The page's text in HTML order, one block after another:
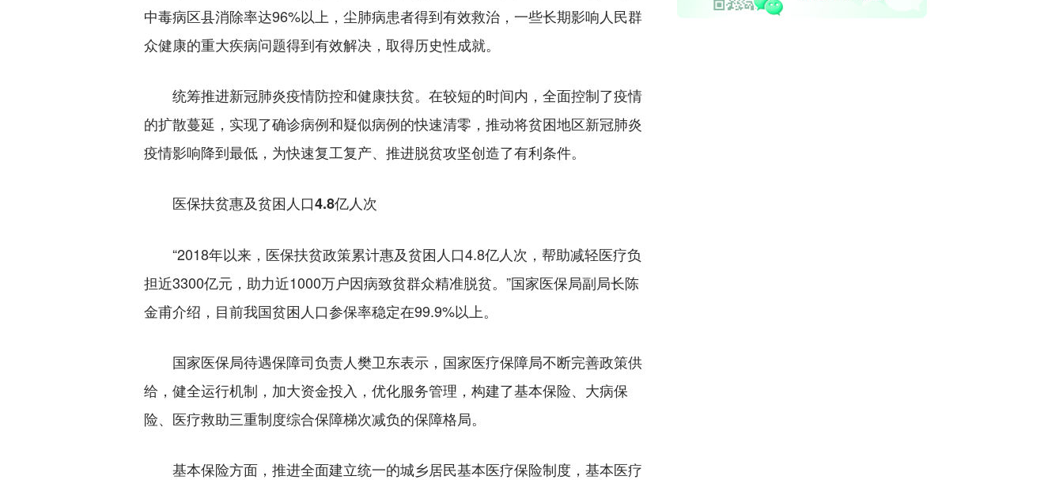
中毒病区县消除率达96%以上，尘肺病患者得到有效救治，一些长期影响人民群
众健康的重大疾病问题得到有效解决，取得历史性成就。
统筹推进新冠肺炎疫情防控和健康扶贫。在较短的时间内，全面控制了疫情
的扩散蔓延，实现了确诊病例和疑似病例的快速清零，推动将贫困地区新冠肺炎
疫情影响降到最低，为快速复工复产、推进脱贫攻坚创造了有利条件。
医保扶贫惠及贫困人口4.8亿人次
“2018年以来，医保扶贫政策累计惠及贫困人口4.8亿人次，帮助减轻医疗负
担近3300亿元，助力近1000万户因病致贫群众精准脱贫。”国家医保局副局长陈
金甫介绍，目前我国贫困人口参保率稳定在99.9%以上。
国家医保局待遇保障司负责人樊卫东表示，国家医疗保障局不断完善政策供
给，健全运行机制，加大资金投入，优化服务管理，构建了基本保险、大病保
险、医疗救助三重制度综合保障梯次减负的保障格局。
基本保险方面，推进全面建立统一的城乡居民基本医疗保险制度，基本医疗